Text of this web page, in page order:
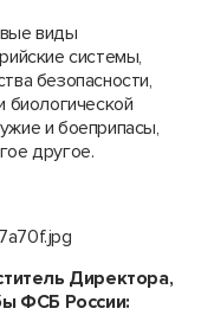
виды
системы,
безопасности,
биологической
и боеприпасы,
другое.
Директора,
ФСБ России: